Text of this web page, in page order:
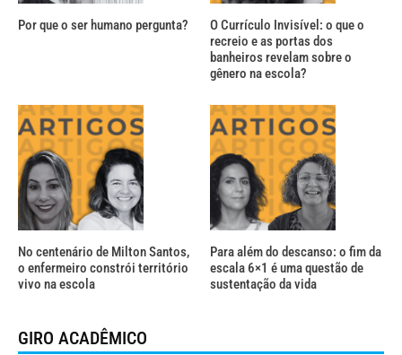
Por que o ser humano pergunta?
O Currículo Invisível: o que o
recreio e as portas dos
banheiros revelam sobre o
gênero na escola?
No centenário de Milton Santos,
o enfermeiro constrói território
vivo na escola
Para além do descanso: o fim da
escala 6×1 é uma questão de
sustentação da vida
GIRO ACADÊMICO